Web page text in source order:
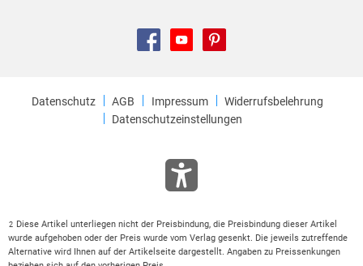
Datenschutz AGB Impressum
Widerrufsbelehrung
Datenschutzeinstellungen
2
Diese Artikel unterliegen nicht der Preisbindung, die Preisbindung dieser Artikel
wurde aufgehoben oder der Preis wurde vom Verlag gesenkt. Die jeweils zutreffende
Alternative wird Ihnen auf der Artikelseite dargestellt. Angaben zu Preissenkungen